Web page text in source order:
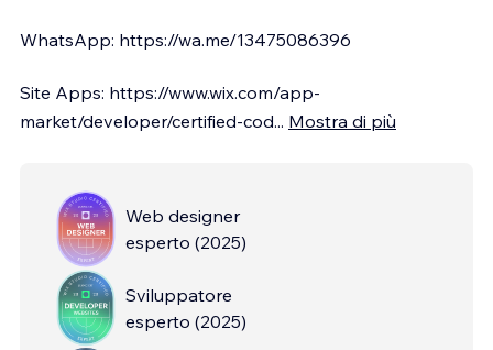
WhatsApp: https://wa.me/13475086396
Site Apps: https://www.wix.com/app-
market/developer/certified-cod... Mostra di più
Web designer
esperto (2025)
Sviluppatore
esperto (2025)